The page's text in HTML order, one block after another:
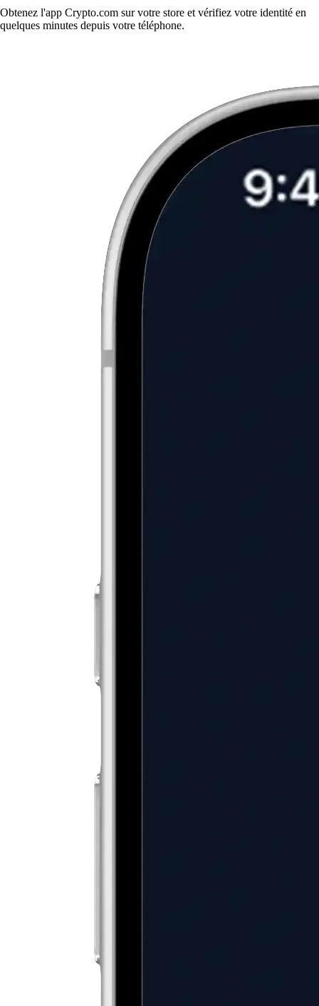
Obtenez l'app Crypto.com sur votre store et vérifiez votre identité en
quelques minutes depuis votre téléphone.